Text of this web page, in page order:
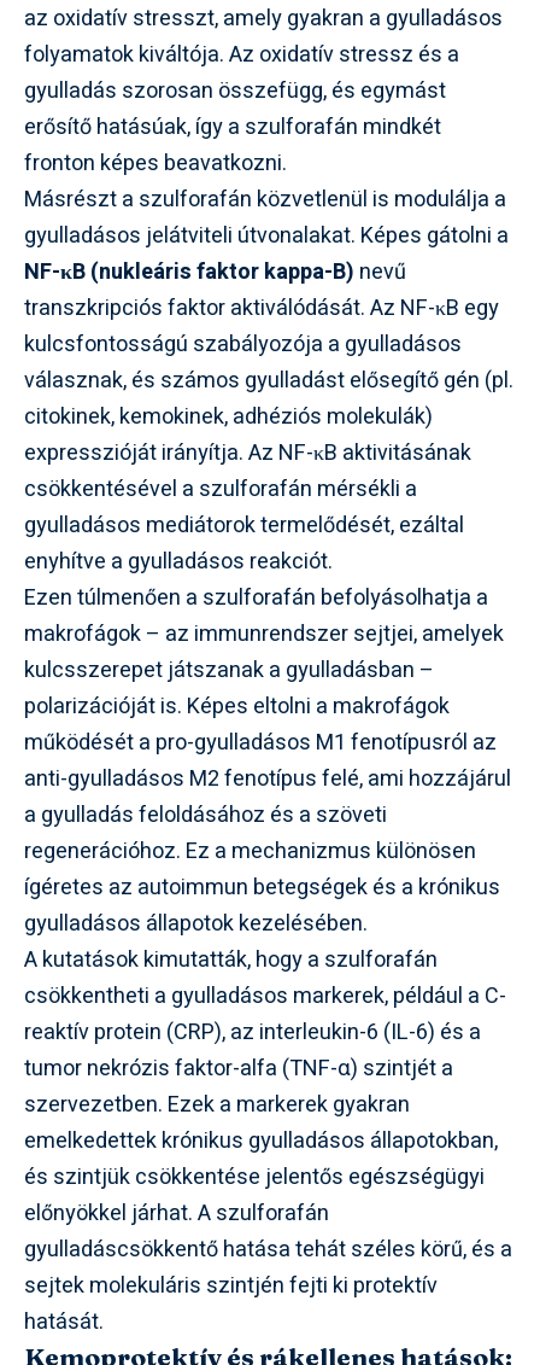
az oxidatív stresszt, amely gyakran a gyulladásos
folyamatok kiváltója. Az oxidatív stressz és a
gyulladás szorosan összefügg, és egymást
erősítő hatásúak, így a szulforafán mindkét
fronton képes beavatkozni.
Másrészt a szulforafán közvetlenül is modulálja a
gyulladásos jelátviteli útvonalakat. Képes gátolni a
NF-κB (nukleáris faktor kappa-B) nevű
transzkripciós faktor aktiválódását. Az NF-κB egy
kulcsfontosságú szabályozója a gyulladásos
válasznak, és számos gyulladást elősegítő gén (pl.
citokinek, kemokinek, adhéziós molekulák)
expresszióját irányítja. Az NF-κB aktivitásának
csökkentésével a szulforafán mérsékli a
gyulladásos mediátorok termelődését, ezáltal
enyhítve a gyulladásos reakciót.
Ezen túlmenően a szulforafán befolyásolhatja a
makrofágok – az immunrendszer sejtjei, amelyek
kulcsszerepet játszanak a gyulladásban –
polarizációját is. Képes eltolni a makrofágok
működését a pro-gyulladásos M1 fenotípusról az
anti-gyulladásos M2 fenotípus felé, ami hozzájárul
a gyulladás feloldásához és a szöveti
regenerációhoz. Ez a mechanizmus különösen
ígéretes az autoimmun betegségek és a krónikus
gyulladásos állapotok kezelésében.
A kutatások kimutatták, hogy a szulforafán
csökkentheti a gyulladásos markerek, például a C-
reaktív protein (CRP), az interleukin-6 (IL-6) és a
tumor nekrózis faktor-alfa (TNF-α) szintjét a
szervezetben. Ezek a markerek gyakran
emelkedettek krónikus gyulladásos állapotokban,
és szintjük csökkentése jelentős egészségügyi
előnyökkel járhat. A szulforafán
gyulladáscsökkentő hatása tehát széles körű, és a
sejtek molekuláris szintjén fejti ki protektív
hatását.
Kemoprotektív és rákellenes hatások: